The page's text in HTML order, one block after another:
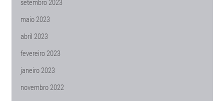
setembro 2023
maio 2023
abril 2023
fevereiro 2023
janeiro 2023
novembro 2022